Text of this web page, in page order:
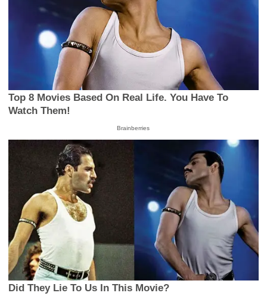
Top 8 Movies Based On Real Life. You Have To
Watch Them!
Brainberries
Did They Lie To Us In This Movie?